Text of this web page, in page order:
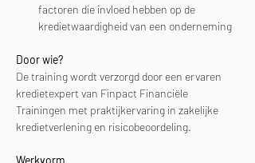
factoren die invloed hebben op de
kredietwaardigheid van een onderneming
Door wie?
De training wordt verzorgd door een ervaren
kredietexpert van Finpact Financiële
Trainingen met praktijkervaring in zakelijke
kredietverlening en risicobeoordeling.
Werkvorm